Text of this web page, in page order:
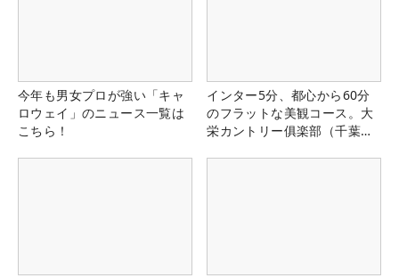
今年も男女プロが強い「キャ
ロウェイ」のニュース一覧は
こちら！
インター5分、都心から60分
のフラットな美観コース。大
栄カントリー俱楽部（千葉